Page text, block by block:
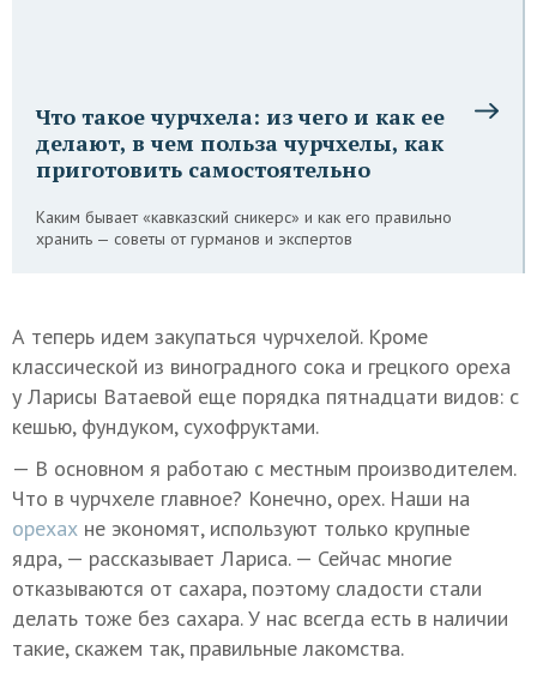
Что такое чурчхела: из чего и как ее
делают, в чем польза чурчхелы, как
приготовить самостоятельно
Каким бывает «кавказский сникерс» и как его правильно
хранить — советы от гурманов и экспертов
А теперь идем закупаться чурчхелой. Кроме
классической из виноградного сока и грецкого ореха
у Ларисы Ватаевой еще порядка пятнадцати видов: с
кешью, фундуком, сухофруктами.
— В основном я работаю с местным производителем.
Что в чурчхеле главное? Конечно, орех. Наши на
орехах не экономят, используют только крупные
ядра, — рассказывает Лариса. — Сейчас многие
отказываются от сахара, поэтому сладости стали
делать тоже без сахара. У нас всегда есть в наличии
такие, скажем так, правильные лакомства.